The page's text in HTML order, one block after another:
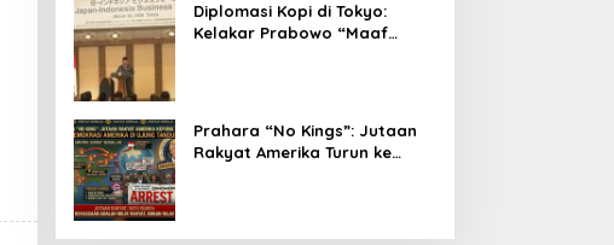
Diplomasi Kopi di Tokyo:
Kelakar Prabowo “Maaf
Prahara “No Kings”: Jutaan
Rakyat Amerika Turun ke